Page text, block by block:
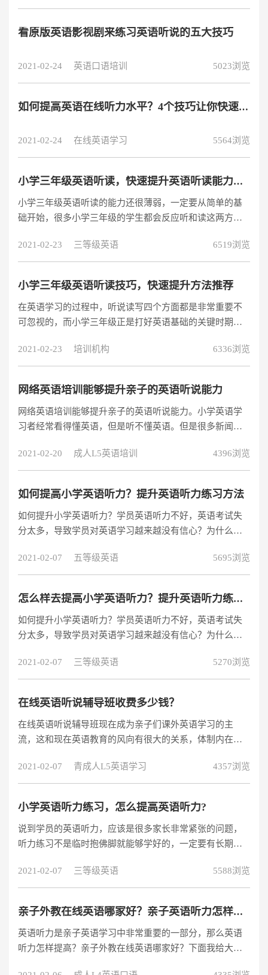
看原版英语影视剧来练习英语听说的五大技巧
2021-02-24 英语口语培训 5023浏览
如何提高英语在线听力水平？4个技巧让你快速提高英语听力
2021-02-24 在线英语学习 5564浏览
小学三年级英语听读，快速提升英语听读能力方法
小学三年级英语听读的能力还很薄弱，一定要从简单的基
础开始，很多小学三年级的学生都会反应听和读这两方面
名学霸级英语专业的学生就来跟大家分享一下关于怎么样
提升小学三年级英语听读能力的方法，让大家作为参考。
2021-02-23 三等级英语 6519浏览
小学三年级英语听读技巧，快速提升方法推荐
在英语学习的过程中，听说读写四个方面都是非常重要不
可忽视的，而小学三年级正是打好英语基础的关键时期，
那么小学三年级英语听读方面需要注意什么呢?又有什么技
巧呢?
2021-02-23 培训机构 6336浏览
网络英语培训能够提升亲子的英语听说能力
网络英语培训能够提升亲子的英语听说能力。小学英语学
习者经常看得懂英语，但是听不懂英语。但是很多新闻资
高亲子英语听说能力显得尤为重要。
2021-02-20 成人L5英语培训 4396浏览
如何提高小学英语听力？提升英语听力练习方法
如何提升小学英语听力？学员英语听力不好，英语考试失
分太多，导致学员对英语学习越来越没有信心？为什么学
么去培养？等等这些问题都是很多家长比较关心的，提升
小学英语听力真的有这么难吗？
2021-02-07 五等级英语 5695浏览
怎么样去提高小学英语听力？提升英语听力练习方法！
如何提升小学英语听力？学员英语听力不好，英语考试失
分太多，导致学员对英语学习越来越没有信心？为什么学
么去培养？等等这些问题都是很多家长比较关心的，提升
小学英语听力真的有这么难吗？
2021-02-07 三等级英语 5270浏览
在线英语听说辅导班收费多少钱？
在线英语听说辅导班现在成为亲子们课外英语学习的主
流，这和现在英语教育的风向有很大的关系，体制内在强
也更为先进。给大家分享阿卡索在线英语听说辅导班的试
听课，学习费用非常优惠，性价比很高的。学费很优惠，
元，适合普通家庭。阿卡索外教网是按照课程收费的，平
均收费是20元左右，报班课程越多越实惠，具体的收费标
准是按照月套餐和此套餐两
2021-02-07 青成人L5英语学习 4357浏览
小学英语听力练习，怎么提高英语听力?
说到学员的英语听力，应该是很多家长非常紧张的问题，
听力练习不是临时抱佛脚就能够学好的，一定要有长期的
听力考试，但是上了中学之后越来越重要的听力测试势必
会让很多家长重视从小学开始打好基础。那么到底小学英
2021-02-07 三等级英语 5588浏览
亲子外教在线英语哪家好？亲子英语听力怎样提高？
英语听力是亲子英语学习中非常重要的一部分，那么英语
听力怎样提高？亲子外教在线英语哪家好？下面我给大家